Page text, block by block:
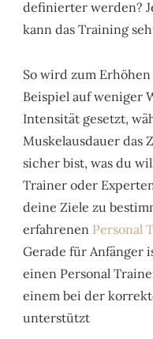
definierter werden?
kann das Training
So wird zum
Beispiel auf weniger
Intensität gesetzt,
Muskelausdauer das
sicher bist, was du
Trainer oder
deine Ziele zu
erfahrenen Personal
Gerade für Anfänger
einen Personal
einem bei der
unterstützt